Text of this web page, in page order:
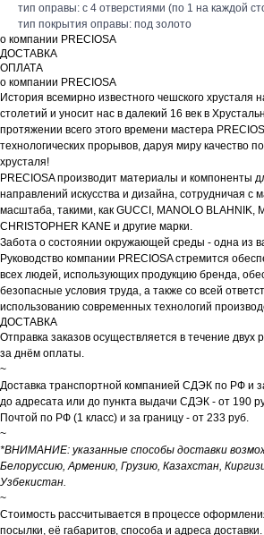
тип оправы: с 4 отверстиями (по 1 на каждой
тип покрытия оправы: под золото
о компании PRECIOSA
ДОСТАВКА
ОПЛАТА
о компании PRECIOSA
История всемирно известного чешского хрусталя
столетий и уносит нас в далекий 16 век в
протяжении всего этого времени мастера
технологических прорывов, даруя миру качество
хрусталя!
PRECIOSA производит материалы и компоненты
направлений искусства и дизайна, сотрудничая с
масштаба, такими, как GUCCI, MANOLO BLAHNIK,
CHRISTOPHER KANE и другие марки.
Забота о состоянии окружающей среды - одна из
Руководство компании PRECIOSA стремится
всех людей, использующих продукцию бренда,
безопасные условия труда, а также со всей
использованию современных технологий
ДОСТАВКА
Отправка заказов осуществляется в течение
за днём оплаты.
~
Доставка транспортной компанией СДЭК по РФ и
до адресата или до пункта выдачи СДЭК - от 190
Почтой по РФ (1 класс) и за границу - от 233 руб.
~
*ВНИМАНИЕ: указанные способы доставки
Белоруссию, Армению, Грузию, Казахстан,
Узбекистан.
~
Стоимость рассчитывается в процессе
посылки, её габаритов, способа и адреса доставки.